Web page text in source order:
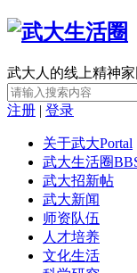
武大人的线上精神家
注册 | 登录
关于武大Portal
武大生活圈
武大招新帖
武大新闻
师资队伍
人才培养
文化生活